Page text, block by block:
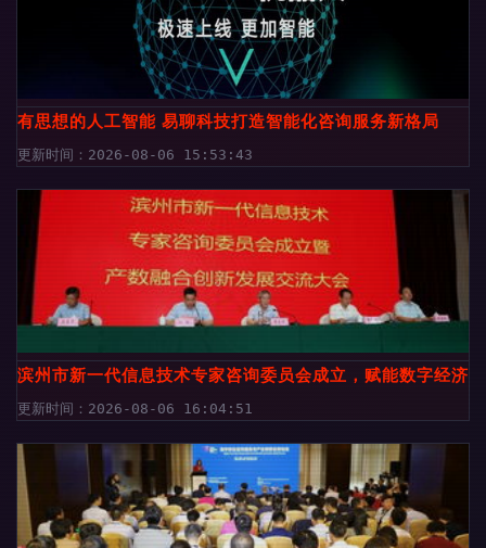
有思想的人工智能 易聊科技打造智能化咨询服务新格局
更新时间：2026-08-06 15:53:43
滨州市新一代信息技术专家咨询委员会成立，赋能数字经济
更新时间：2026-08-06 16:04:51